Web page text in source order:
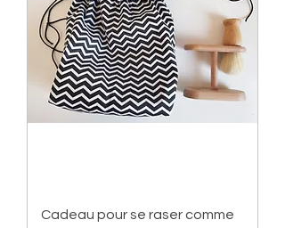
Cadeau pour se raser comme